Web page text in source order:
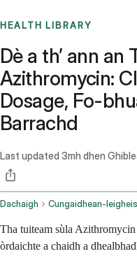
HEALTH LIBRARY
Dè a th’ ann an
Azithromycin:
Dosage, Fo-
Barrachd
Last updated 3mh dhen
Dachaigh Cungaidhean-leigheis
Tha tuiteam sùla
òrdaichte a chaidh a